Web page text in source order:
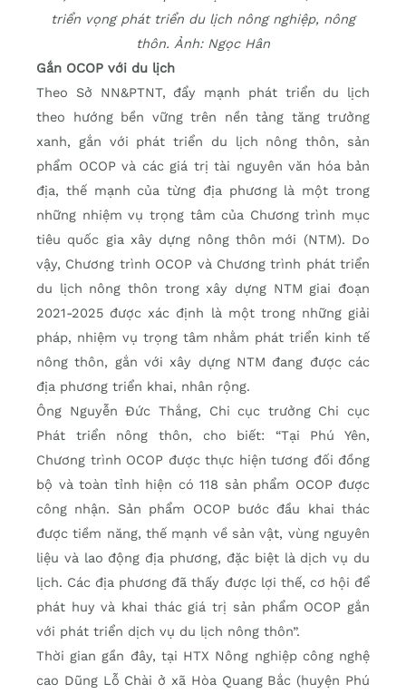
triển vọng phát triển du lịch nông nghiệp, nông
thôn. Ảnh: Ngọc Hân
Gắn OCOP với du lịch
Theo Sở NN&PTNT, đẩy mạnh phát triển du lịch
theo hướng bền vững trên nền tảng tăng trưởng
xanh, gắn với phát triển du lịch nông thôn, sản
phẩm OCOP và các giá trị tài nguyên văn hóa bản
địa, thế mạnh của từng địa phương là một trong
những nhiệm vụ trọng tâm của Chương trình mục
tiêu quốc gia xây dựng nông thôn mới (NTM). Do
vậy, Chương trình OCOP và Chương trình phát triển
du lịch nông thôn trong xây dựng NTM giai đoạn
2021-2025 được xác định là một trong những giải
pháp, nhiệm vụ trọng tâm nhằm phát triển kinh tế
nông thôn, gắn với xây dựng NTM đang được các
địa phương triển khai, nhân rộng.
Ông Nguyễn Đức Thắng, Chi cục trưởng Chi cục
Phát triển nông thôn, cho biết: “Tại Phú Yên,
Chương trình OCOP được thực hiện tương đối đồng
bộ và toàn tỉnh hiện có 118 sản phẩm OCOP được
công nhận. Sản phẩm OCOP bước đầu khai thác
được tiềm năng, thế mạnh về sản vật, vùng nguyên
liệu và lao động địa phương, đặc biệt là dịch vụ du
lịch. Các địa phương đã thấy được lợi thế, cơ hội để
phát huy và khai thác giá trị sản phẩm OCOP gắn
với phát triển dịch vụ du lịch nông thôn”.
Thời gian gần đây, tại HTX Nông nghiệp công nghệ
cao Dũng Lỗ Chài ở xã Hòa Quang Bắc (huyện Phú